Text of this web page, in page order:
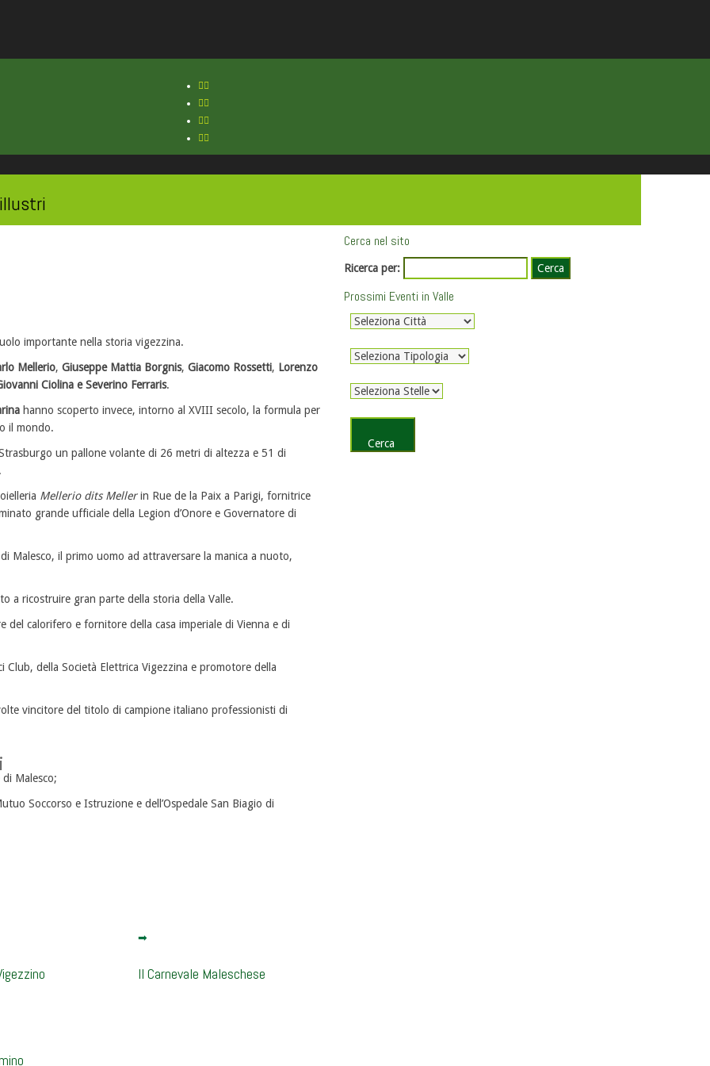
importante nella storia vigezzina.
Mellerio, Giuseppe Mattia Borgnis, Giacomo Rossetti, Lorenzo
Ciolina e Severino Ferraris.
hanno scoperto invece, intorno al XVIII secolo, la formula per
il mondo.
un pallone volante di 26 metri di altezza e 51 di
Mellerio dits Mellerin Rue de la Paix a Parigi, fornitrice
grande ufficiale della Legion d’Onore e Governatore di
Malesco, il primo uomo ad attraversare la manica a nuoto,
a ricostruire gran parte della storia della Valle.
del calorifero e fornitore della casa imperiale di Vienna e di
Club, della Società Elettrica Vigezzina e promotore della
vincitore del titolo di campione italiano professionisti di
Malesco;
Soccorso e Istruzione e dell’Ospedale San Biagio di
Il Carnevale Maleschese
Cerca nel sito
Ricerca per:
Prossimi Eventi in Valle